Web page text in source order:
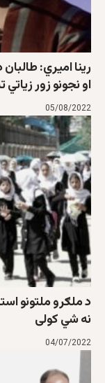
رینا امیري:
او نجونو زور
05/08/2022
د ملګرو ملتونو
نه شي کولی
04/07/2022